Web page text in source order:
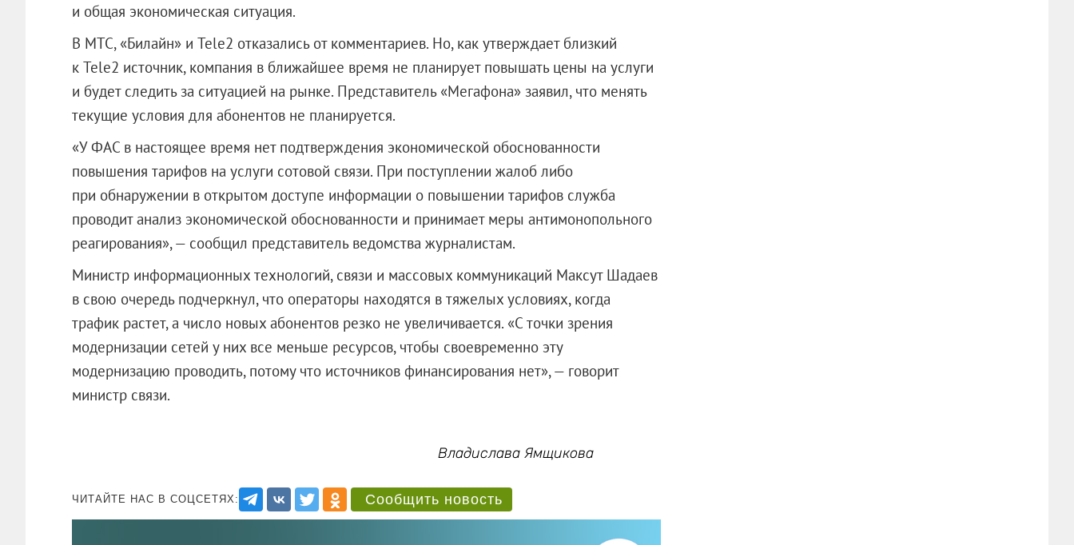
и общая экономическая ситуация.
В МТС, «Билайн» и Tele2 отказались от комментариев. Но, как утверждает близкий
к Tele2 источник, компания в ближайшее время не планирует повышать цены на услуги
и будет следить за ситуацией на рынке. Представитель «Мегафона» заявил, что менять
текущие условия для абонентов не планируется.
«У ФАС в настоящее время нет подтверждения экономической обоснованности
повышения тарифов на услуги сотовой связи. При поступлении жалоб либо
при обнаружении в открытом доступе информации о повышении тарифов служба
проводит анализ экономической обоснованности и принимает меры антимонопольного
реагирования», — сообщил представитель ведомства журналистам.
Министр информационных технологий, связи и массовых коммуникаций Максут Шадаев
в свою очередь подчеркнул, что операторы находятся в тяжелых условиях, когда
трафик растет, а число новых абонентов резко не увеличивается. «С точки зрения
модернизации сетей у них все меньше ресурсов, чтобы своевременно эту
модернизацию проводить, потому что источников финансирования нет», — говорит
министр связи.
Владислава Ямщикова
ЧИТАЙТЕ НАС В СОЦСЕТЯХ: Сообщить новость